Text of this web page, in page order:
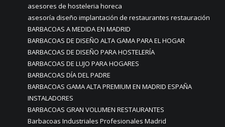
asesores de hosteleria horeca
asesoría diseño implantación de restaurantes restauración
BARBACOAS A MEDIDA EN MADRID
BARBACOAS DE DISEÑO ALTA GAMA PARA EL HOGAR
BARBACOAS DE DISEÑO PARA HOSTELERÍA
BARBACOAS DE LUJO PARA HOGARES
BARBACOAS DÍA DEL PADRE
BARBACOAS GAMA ALTA PREMIUM EN MADRID ESPAÑA
INSTALADORES
BARBACOAS GRAN VOLUMEN RESTAURANTES
Barbacoas Industriales Profesionales Madrid